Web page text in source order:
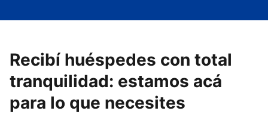
Recibí huéspedes con total
tranquilidad: estamos acá
para lo que necesites